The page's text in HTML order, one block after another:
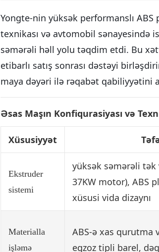
Yongte-nin yüksək performanslı
texnikası və avtomobil sənayesində
səmərəli həll yolu təqdim etdi. Bu
etibarlı satış sonrası dəstəyi
maya dəyəri ilə rəqabət qabiliyyətini
Əsas Maşın Konfiqurasiyası və
Xüsusiyyət
Ekstruder
sistemi
yüksək səmərəli tək
37KW motor), ABS
xüsusi vida dizaynı
Materialla
işləmə
ABS-ə xas qurutma
egzoz tipli barel,